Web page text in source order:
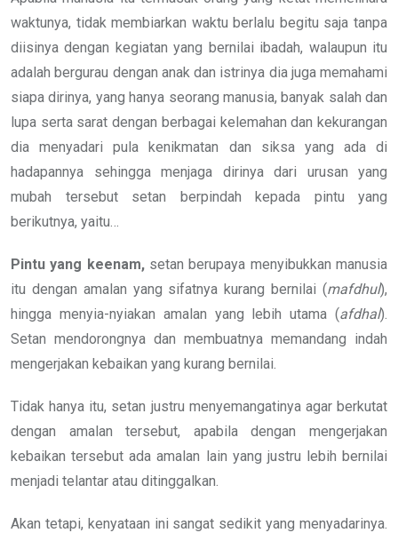
waktunya, tidak membiarkan waktu berlalu begitu saja tanpa
diisinya dengan kegiatan yang bernilai ibadah, walaupun itu
adalah bergurau dengan anak dan istrinya dia juga memahami
siapa dirinya, yang hanya seorang manusia, banyak salah dan
lupa serta sarat dengan berbagai kelemahan dan kekurangan
dia menyadari pula kenikmatan dan siksa yang ada di
hadapannya sehingga menjaga dirinya dari urusan yang
mubah tersebut setan berpindah kepada pintu yang
berikutnya, yaitu…
Pintu yang keenam, setan berupaya menyibukkan manusia
itu dengan amalan yang sifatnya kurang bernilai (mafdhul),
hingga menyia-nyiakan amalan yang lebih utama (afdhal).
Setan mendorongnya dan membuatnya memandang indah
mengerjakan kebaikan yang kurang bernilai.
Tidak hanya itu, setan justru menyemangatinya agar berkutat
dengan amalan tersebut, apabila dengan mengerjakan
kebaikan tersebut ada amalan lain yang justru lebih bernilai
menjadi telantar atau ditinggalkan.
Akan tetapi, kenyataan ini sangat sedikit yang menyadarinya.